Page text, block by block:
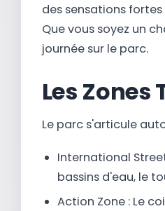
des sensations
Que vous soyez un
journée sur le parc.
Les
Le parc s'articule
International
bassins d'eau, le
Action Zone : Le